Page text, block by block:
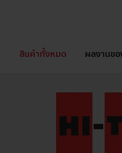
สินค้าทั้งหมด ผลงานขอ